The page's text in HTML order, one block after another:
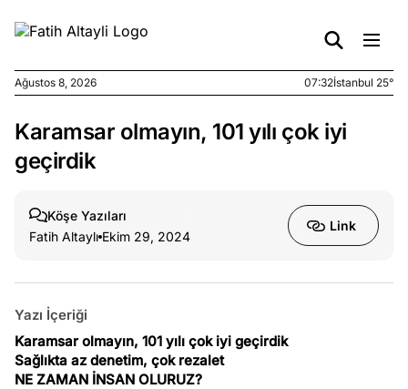
Temmuz
31, 2026
Temmuz
2026
Ocağı”
Ağustos 8, 2026 07:32İstanbul 25°
Karamsar olmayın, 101 yılı çok iyi
geçirdik
Köşe Yazıları
Fatih Altaylı Ekim 29, 2024
Link
Yazı İçeriği
Karamsar olmayın, 101 yılı çok iyi geçirdik
Sağlıkta az denetim, çok rezalet
NE ZAMAN İNSAN OLURUZ?